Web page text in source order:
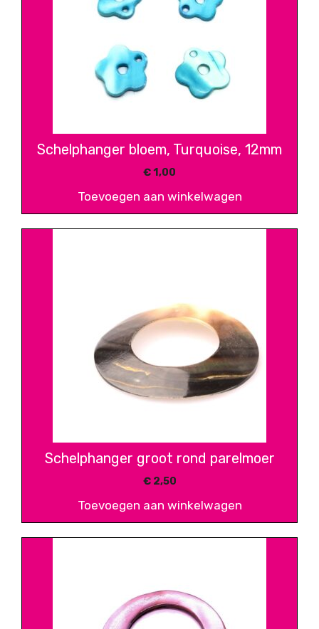
Schelphanger bloem, Turquoise, 12mm
€1,00
Toevoegen aan winkelwagen
Schelphanger groot rond parelmoer
€2,50
Toevoegen aan winkelwagen